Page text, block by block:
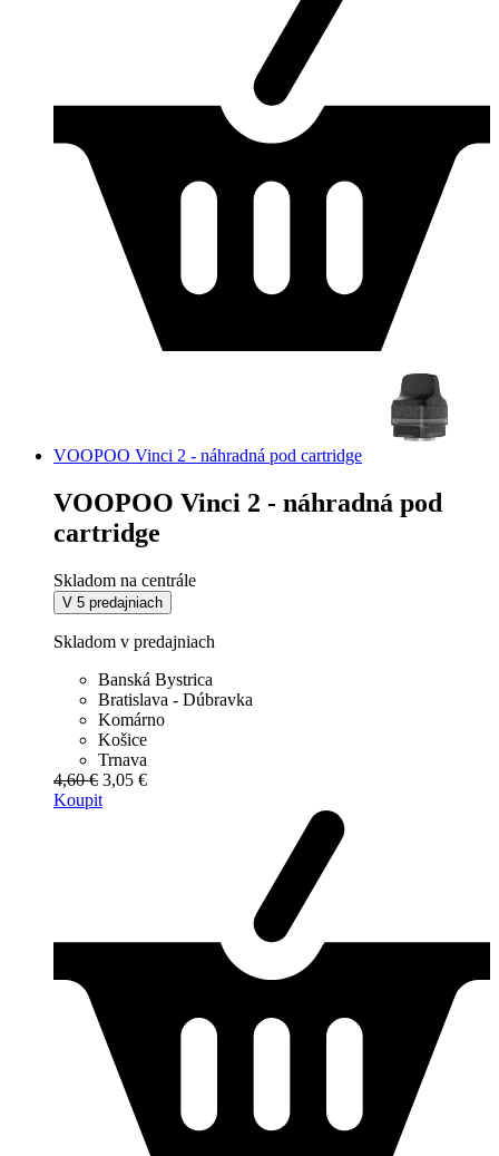
VOOPOO Vinci 2 - náhradná pod cartridge
VOOPOO Vinci 2 - náhradná pod
cartridge
Skladom na centrále
V 5 predajniach
Skladom v predajniach
Banská Bystrica
Bratislava - Dúbravka
Komárno
Košice
Trnava
4,60 € 3,05 €
Koupit